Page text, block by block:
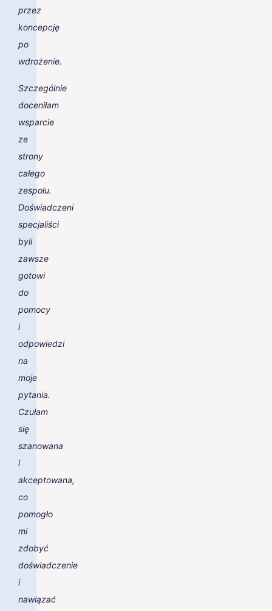
przez
koncepcję
po
wdrożenie.
Szczególnie
doceniłam
wsparcie
ze
strony
całego
zespołu.
Doświadczeni
specjaliści
byli
zawsze
gotowi
do
pomocy
i
odpowiedzi
na
moje
pytania.
Czułam
się
szanowana
i
akceptowana,
co
pomogło
mi
zdobyć
doświadczenie
i
nawiązać